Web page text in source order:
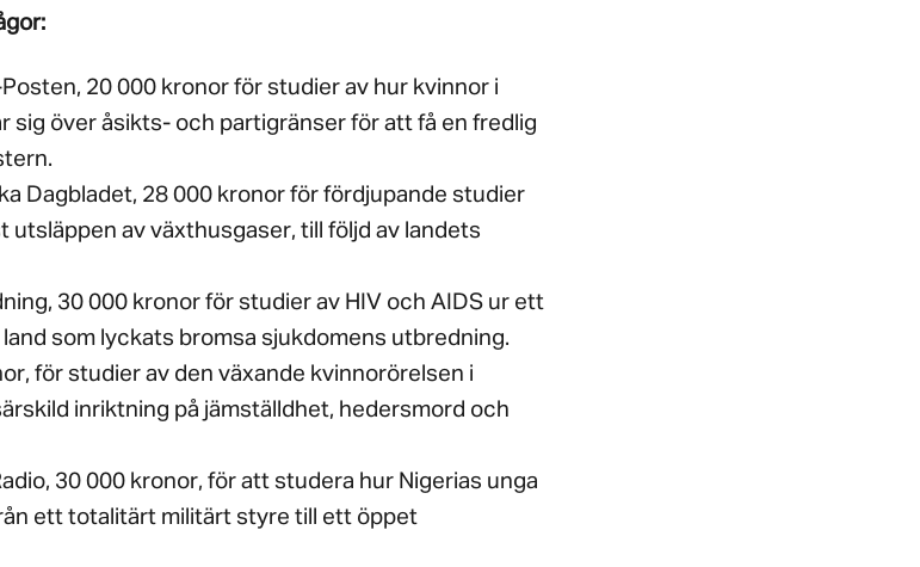
20 000 kronor för studier av hur kvinnor i
sig över åsikts- och partigränser för att få en fredlig
Dagbladet, 28 000 kronor för fördjupande studier
utsläppen av växthusgaser, till följd av landets
30 000 kronor för studier av HIV och AIDS ur ett
som lyckats bromsa sjukdomens utbredning.
för studier av den växande kvinnorörelsen i
inriktning på jämställdhet, hedersmord och
30 000 kronor, för att studera hur Nigerias unga
ett totalitärt militärt styre till ett öppet